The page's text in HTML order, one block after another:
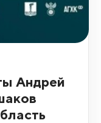
Андрей